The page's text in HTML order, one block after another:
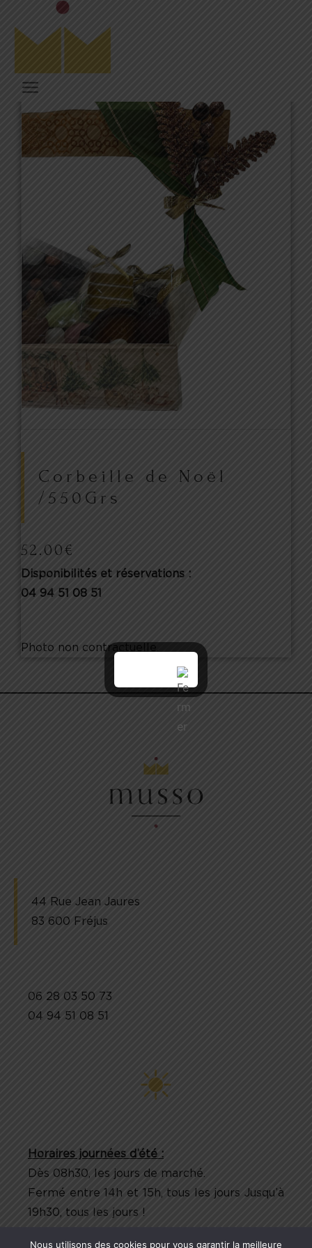
Corbeille de Noël
/550Grs
52.00€
Disponibilités et réservations :
04 94 51 08 51
Photo non contractuelle.
44 Rue Jean Jaures
83 600 Fréjus
06 28 03 50 73
04 94 51 08 51
Horaires journées d’été :
Dès 08h30, les jours de marché.
Fermé entre 14h et 15h, tous les jours Jusqu’à
19h30, tous les jours !
Nous utilisons des cookies pour vous garantir la meilleure